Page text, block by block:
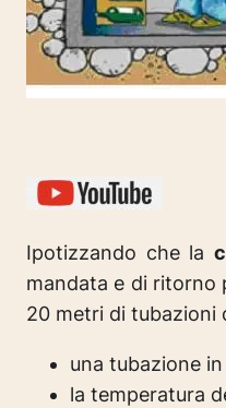
Ipotizzando che la
mandata e di ritorno
20 metri di tubazioni
una tubazione
la temperatura